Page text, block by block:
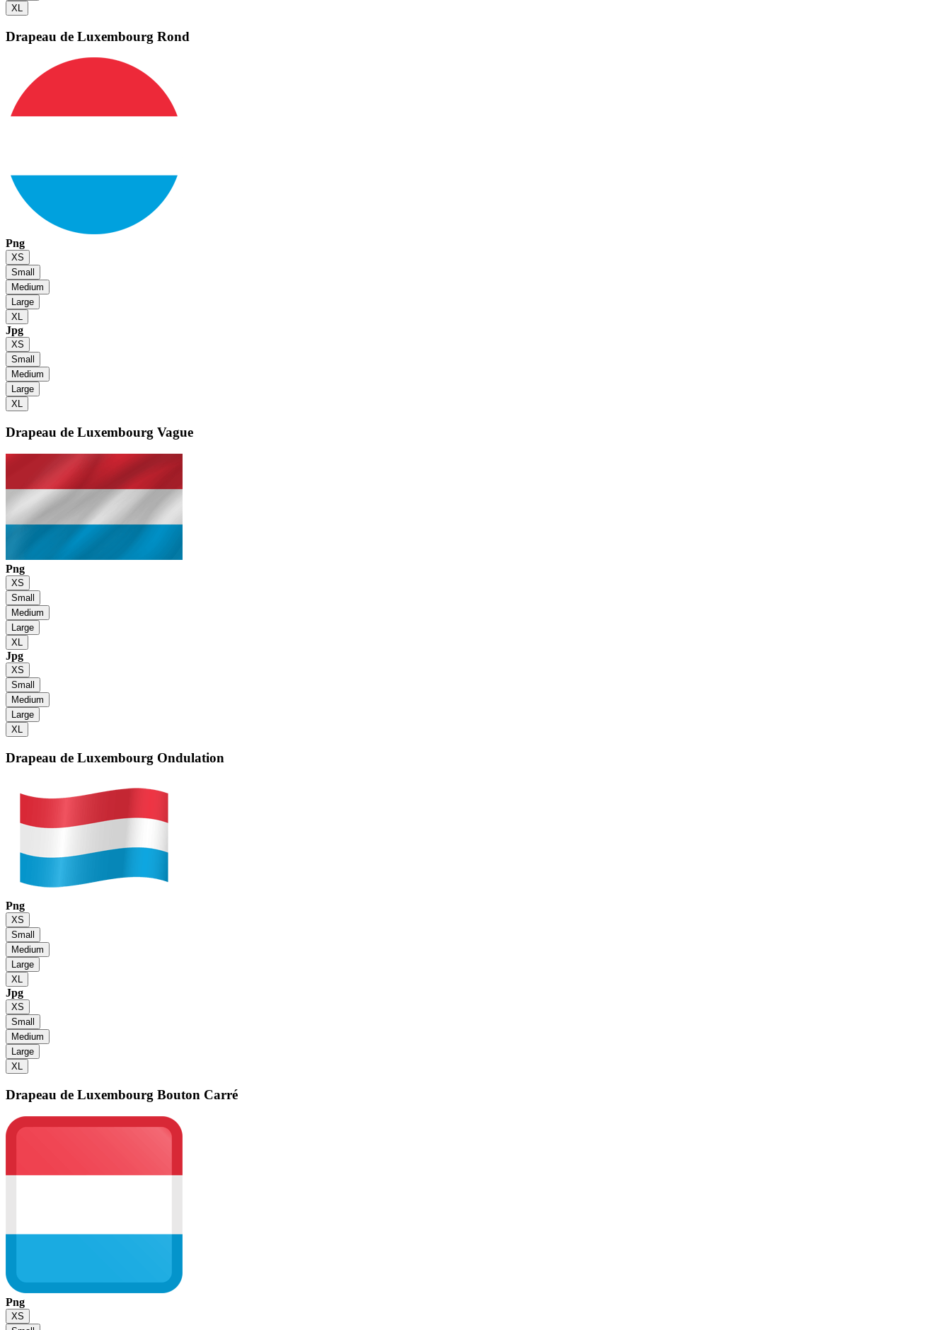
XL
Drapeau de Luxembourg Rond
Png
XS
Small
Medium
Large
XL
Jpg
XS
Small
Medium
Large
XL
Drapeau de Luxembourg Vague
Png
XS
Small
Medium
Large
XL
Jpg
XS
Small
Medium
Large
XL
Drapeau de Luxembourg Ondulation
Png
XS
Small
Medium
Large
XL
Jpg
XS
Small
Medium
Large
XL
Drapeau de Luxembourg Bouton Carré
Png
XS